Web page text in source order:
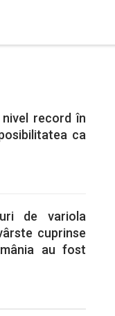
record în
ca
de variola
cuprinse
au fost